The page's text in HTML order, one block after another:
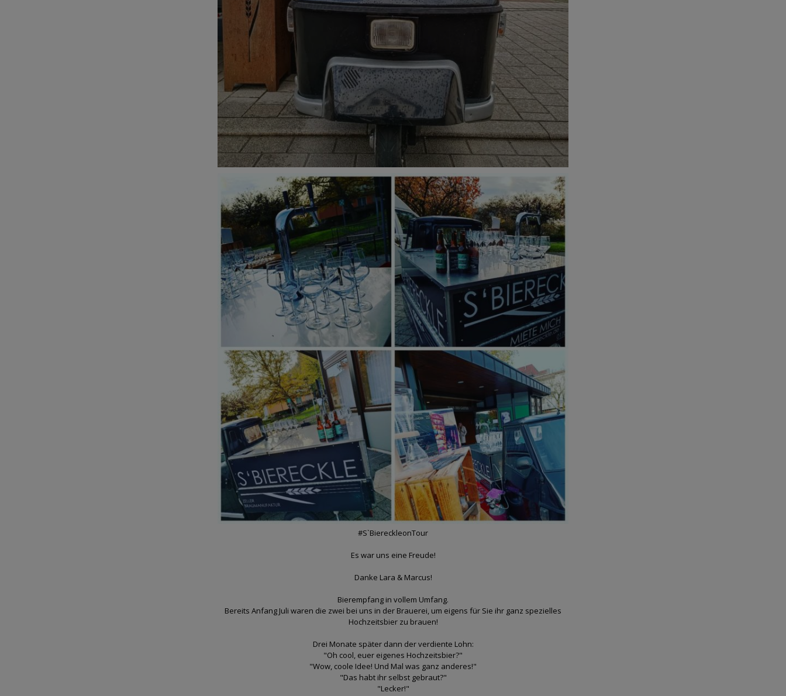
sbiereckle
#S`BiereckleonTour
Es war uns eine Freude!
Danke Lara & Marcus!
Bierempfang in vollem Umfang.
Bereits Anfang Juli waren die zwei bei uns in der Brauerei, um eigens für Sie ihr ganz spezielles
Hochzeitsbier zu brauen!
Drei Monate später dann der verdiente Lohn:
"Oh cool, euer eigenes Hochzeitsbier?"
"Wow, coole Idee! Und Mal was ganz anderes!"
"Das habt ihr selbst gebraut?"
"Lecker!"
#sbiereckle
#biervonhier
#biergenuss #biererleben #bierempfang #hochzeitsempfang #bierfürdich #craftbeer #lokalesbier
#thinkglobaldrinklocal #
#S`BiereckleonTour
Es war uns eine Freude!
Danke Lara & Marcus!
Bierempfang in vollem Umfang.
Bereits Anfang Juli waren die zwei bei uns in der Brauerei, um eigens für Sie ihr ganz spezielles
Hochzeitsbier zu brauen!
Drei Monate später dann der verdiente Lohn:
"Oh cool, euer eigenes Hochzeitsbier?"
"Wow, coole Idee! Und Mal was ganz anderes!"
"Das habt ihr selbst gebraut?"
"Lecker!"